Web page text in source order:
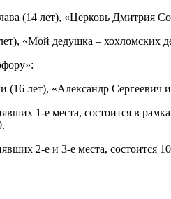
(14 лет), «Церковь Дмитрия
«Мой дедушка – хохломских
(16 лет), «Александр Сергеевич и
1-е места, состоится в
2-е и 3-е места, состоится